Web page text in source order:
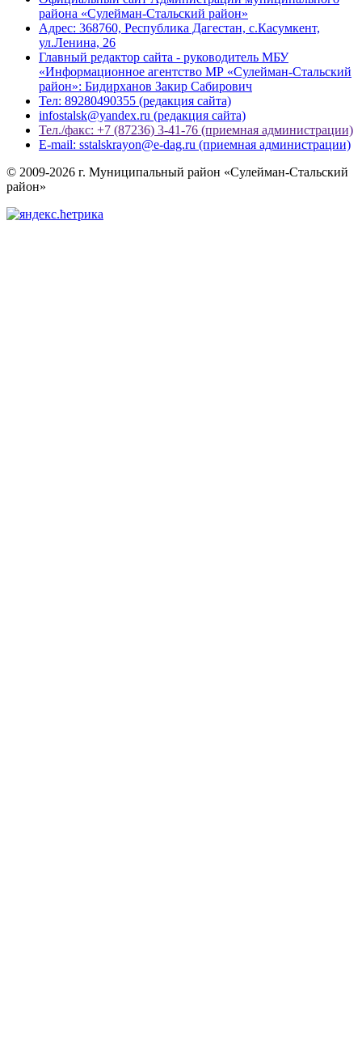
района «Сулейман-Стальский район»
Адрес: 368760, Республика Дагестан, с.Касумкент,
ул.Ленина, 26
Главный редактор сайта - руководитель МБУ
«Информационное агентство МР «Сулейман-Стальский
район»: Бидирханов Закир Сабирович
Тел: 89280490355 (редакция сайта)
infostalsk@yandex.ru (редакция сайта)
Тел./факс: +7 (87236) 3-41-76 (приемная администрации)
E-mail: sstalskrayon@e-dag.ru (приемная администрации)
© 2009-2026 г. Муниципальный район «Сулейман-Стальский
район»